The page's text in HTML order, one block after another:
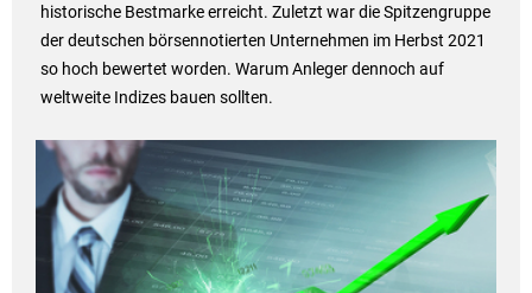
historische Bestmarke erreicht. Zuletzt war die Spitzengruppe
der deutschen börsennotierten Unternehmen im Herbst 2021
so hoch bewertet worden. Warum Anleger dennoch auf
weltweite Indizes bauen sollten.